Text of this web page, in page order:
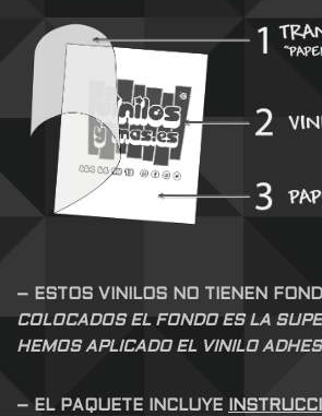
– ESTOS VINILOS NO TIENEN
COLOCADOS EL FONDO ES LA
HEMOS APLICADO EL VINILO
– EL PAQUETE INCLUYE